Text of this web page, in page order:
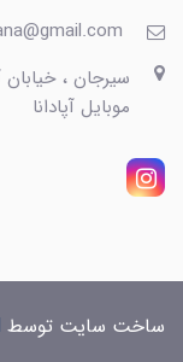
سیرجان ،
موبایل آپادانا
ساخت سایت توسط